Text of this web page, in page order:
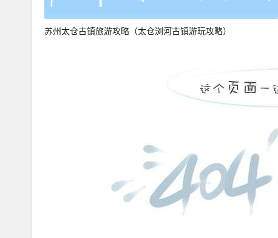
苏州太仓古镇旅游攻略（太仓浏河古镇游玩攻略）